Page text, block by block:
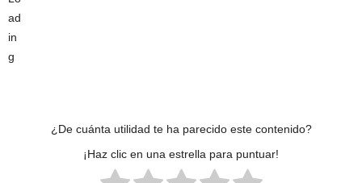
¿De cuánta utilidad te ha parecido este contenido?
¡Haz clic en una estrella para puntuar!